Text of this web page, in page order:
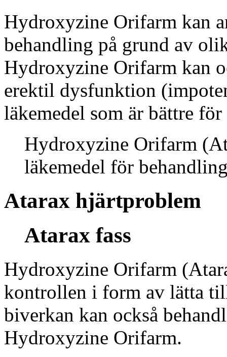
Hydroxyzine Orifarm kan
behandling på grund av
Hydroxyzine Orifarm kan
erektil dysfunktion
läkemedel som är bättre
Hydroxyzine Orifarm
läkemedel för
Atarax hjärtproblem
Atarax fass
Hydroxyzine Orifarm
kontrollen i form av lätta
biverkan kan också
Hydroxyzine Orifarm.